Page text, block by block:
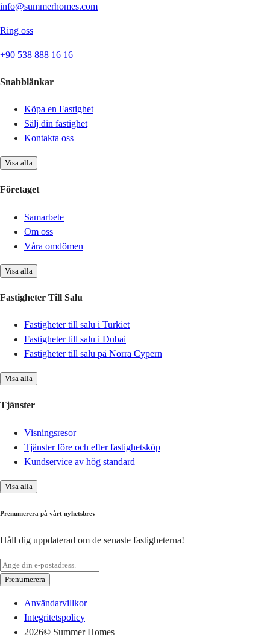
info@summerhomes.com
Ring oss
+90 538 888 16 16
Snabblänkar
Köpa en Fastighet
Sälj din fastighet
Kontakta oss
Visa alla
Företaget
Samarbete
Om oss
Våra omdömen
Visa alla
Fastigheter Till Salu
Fastigheter till salu i Turkiet
Fastigheter till salu i Dubai
Fastigheter till salu på Norra Cypern
Visa alla
Tjänster
Visningsresor
Tjänster före och efter fastighetsköp
Kundservice av hög standard
Visa alla
Prenumerera på vårt nyhetsbrev
Håll dig uppdaterad om de senaste fastigheterna!
Prenumerera
Användarvillkor
Integritetspolicy
2026© Summer Homes